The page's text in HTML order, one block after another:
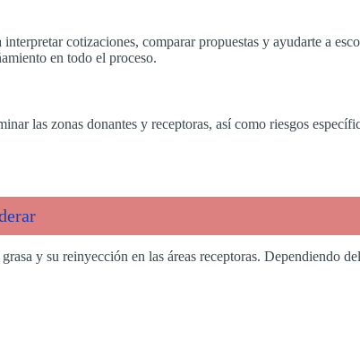
interpretar cotizaciones, comparar propuestas y ayudarte a
en todo el proceso.
las zonas donantes y receptoras, así como riesgos
y su reinyección en las áreas receptoras. Dependiendo